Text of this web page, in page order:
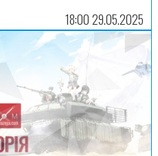
18:00 29.05.2025